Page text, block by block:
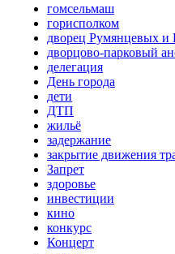
гомсельмаш
горисполком
дворец Румянцевых и
дворцово-парковый
делегация
День города
дети
ДТП
жильё
задержание
закрытие движения
Запрет
здоровье
инвестиции
кино
конкурс
Концерт